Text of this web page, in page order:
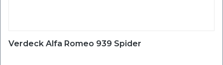
Verdeck Alfa Romeo 939 Spider